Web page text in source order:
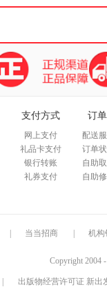
支付方式
网上支付
礼品卡支付
银行转账
礼券支付
订
配送
订单
自助
自助
当当招商 机构
Copyright 2004
出版物经营许可证 新出